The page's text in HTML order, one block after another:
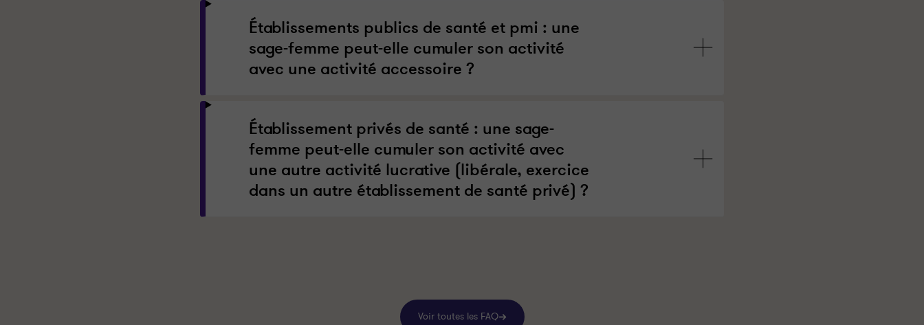
Établissements publics de santé et pmi : une
sage-femme peut-elle cumuler son activité
avec une activité accessoire ?
Établissement privés de santé : une sage-
femme peut-elle cumuler son activité avec
une autre activité lucrative (libérale, exercice
dans un autre établissement de santé privé) ?
Voir toutes les FAQ